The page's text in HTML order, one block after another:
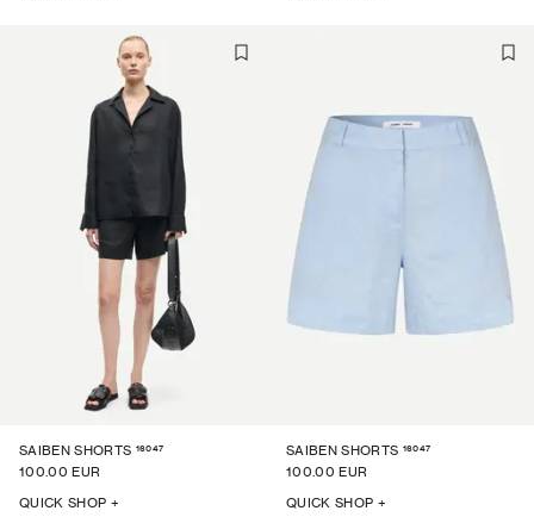
SAIBEN SHORTS 16047
100.00 EUR
QUICK SHOP +
SAIBEN SHORTS 16047
100.00 EUR
QUICK SHOP +